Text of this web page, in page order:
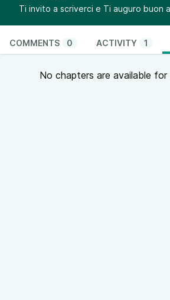
Ti invito a scriverci e Ti auguro buon
COMMENTS 0 ACTIVITY 1
No chapters are available for